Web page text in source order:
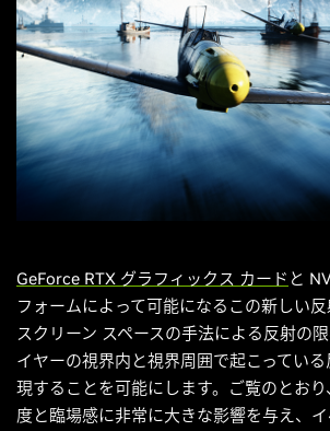
GeForce RTX グラフィックス カード と
フォームによって可能になるこの新しい
スクリーン スペースの手法による反射の
イヤーの視界内と視界周囲で起こってい
現することを可能にします。ご覧のとお
度と臨場感に非常に大きな影響を与え、